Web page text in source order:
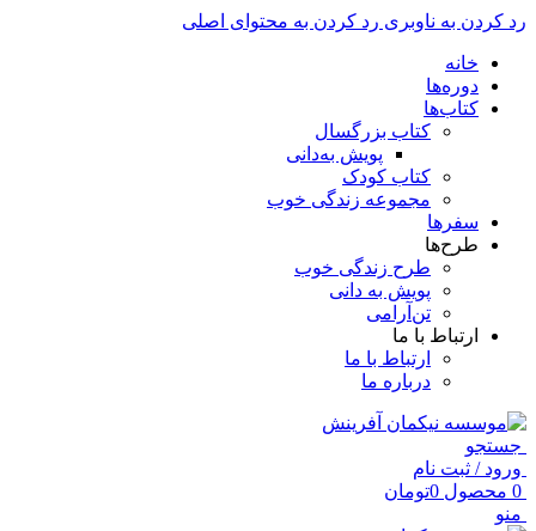
رد کردن به ناوبری رد کردن به محتوای اصلی
خانه
دوره‌ها
کتاب‌ها
کتاب بزرگسال
پویش به‌دانی
کتاب کودک
مجموعه زندگی خوب
سفرها
طرح‌ها
طرح زندگی خوب
پویش به دانی
تن‌آرامی
ارتباط با ما
ارتباط با ما
درباره ما
جستجو
ورود / ثبت نام
0 محصول 0تومان
منو